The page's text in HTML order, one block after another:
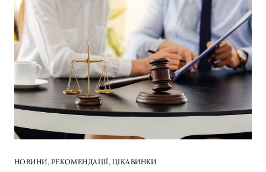
НОВИНИ, РЕКОМЕНДАЦІЇ, ЦІКАВИНКИ